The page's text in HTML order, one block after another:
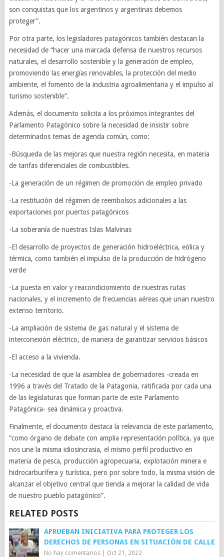
son conquistas que los argentinos y argentinas debemos
proteger”.
Por otra parte, los legisladores patagónicos también destacan la
necesidad de “hacer una marcada defensa de nuestros recursos
naturales, el desarrollo sostenible y la generación de empleo,
promoviendo las energías renovables, la protección del medio
ambiente, el fomento de la industria agroalimentaria y el impulso al
turismo sostenible”.
Además, el documento solicita a los próximos integrantes del
Parlamento Patagónico sobre la necesidad de insistir sobre
determinados temas de agenda común, como:
-Búsqueda de las mejoras que nuestra región necesita, en materia
de tarifas diferenciales de combustibles.
-La generación de un régimen de promoción de empleo privado
-La restitución del régimen de reembolsos adicionales a las
exportaciones por puertos patagónicos
-La soberanía de nuestras Islas Malvinas
-El desarrollo de proyectos de generación hidroeléctrica, eólica y
térmica, como también el impulso de la producción de hidrógeno
verde
-La puesta en valor y reacondiciomiento de nuestras rutas
nacionales, y el incremento de frecuencias aéreas que unan nuestro
extenso territorio.
-La ampliación de sistema de gas natural y el sistema de
interconexión eléctrico, de manera de garantizar servicios básicos
-El acceso a la vivienda.
-La necesidad de que la asamblea de gobernadores -creada en
1996 a través del Tratado de la Patagonia, ratificada por cada una
de las legislaturas que forman parte de este Parlamento
Patagónica- sea dinámica y proactiva.
Finalmente, el documento destaca la relevancia de este parlamento,
“como órgano de debate con amplia representación política, ya que
nos une la misma idiosincrasia, el mismo perfil productivo en
materia de pesca, producción agropecuaria, explotación minera e
hidrocarburífera y turística, pero por sobre todo, la misma visión de
alcanzar el objetivo central que tienda a mejorar la calidad de vida
de nuestro pueblo patagónico”.
RELATED POSTS
APRUEBAN INICIATIVA PARA PROTEGER LOS
DERECHOS DE PERSONAS EN SITUACIÓN DE CALLE
No hay comentarios| Oct 21, 2022